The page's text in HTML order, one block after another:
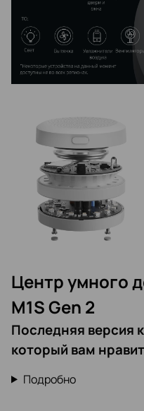
Центр умного
M1S Gen 2
Последняя версия
который вам
Подробно